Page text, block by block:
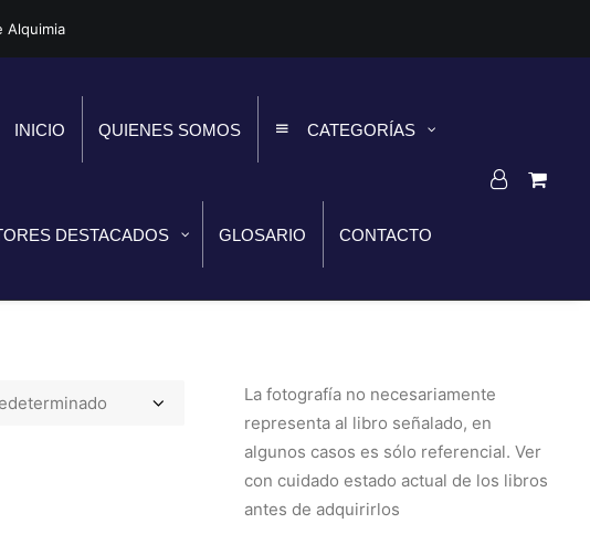
Alquimia
INICIO QUIENES SOMOS CATEGORÍAS
DESTACADOS GLOSARIO CONTACTO
La fotografía no necesariamente
representa al libro señalado, en
algunos casos es sólo referencial. Ver
con cuidado estado actual de los libros
antes de adquirirlos